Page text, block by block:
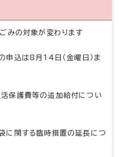
みの対象が変わります
申込は8月14日（金曜日）ま
保護費等の追加給付につい
に関する臨時措置の延長につ